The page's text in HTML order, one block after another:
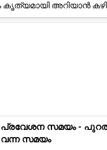
അറിയാൻ
പ്രവേശന സമയം -
വന്ന സമയം